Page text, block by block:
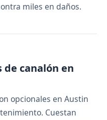
miles en daños.
canalón en
opcionales en Austin
Cuestan